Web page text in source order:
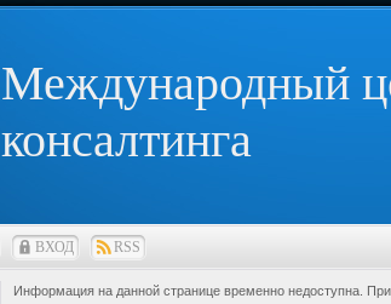
Международный
консалтинга
ВХОД RSS
Информация на данной странице временно недоступна.